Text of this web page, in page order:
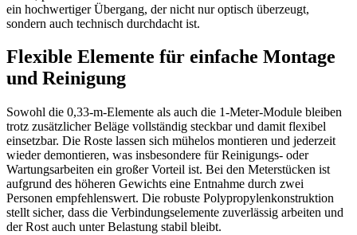
ein hochwertiger Übergang, der nicht nur optisch überzeugt,
sondern auch technisch durchdacht ist.
Flexible Elemente für einfache Montage
und Reinigung
Sowohl die 0,33-m-Elemente als auch die 1-Meter-Module bleiben
trotz zusätzlicher Beläge vollständig steckbar und damit flexibel
einsetzbar. Die Roste lassen sich mühelos montieren und jederzeit
wieder demontieren, was insbesondere für Reinigungs- oder
Wartungsarbeiten ein großer Vorteil ist. Bei den Meterstücken ist
aufgrund des höheren Gewichts eine Entnahme durch zwei
Personen empfehlenswert. Die robuste Polypropylenkonstruktion
stellt sicher, dass die Verbindungselemente zuverlässig arbeiten und
der Rost auch unter Belastung stabil bleibt.